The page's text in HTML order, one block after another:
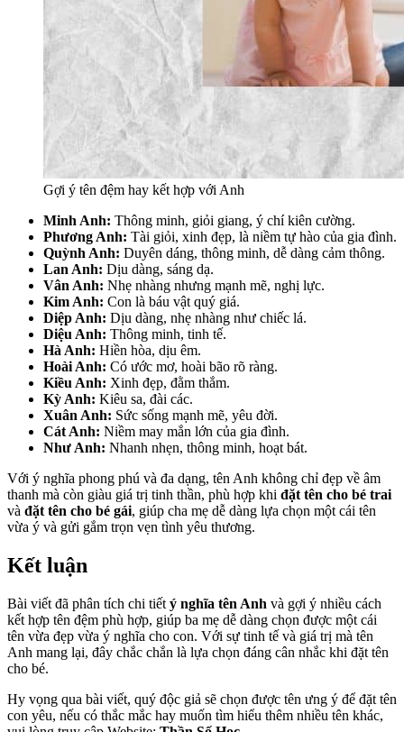
Gợi ý tên đệm hay kết hợp với Anh
Minh Anh: Thông minh, giỏi giang, ý chí kiên cường.
Phương Anh: Tài giỏi, xinh đẹp, là niềm tự hào của gia đình.
Quỳnh Anh: Duyên dáng, thông minh, dễ dàng cảm thông.
Lan Anh: Dịu dàng, sáng dạ.
Vân Anh: Nhẹ nhàng nhưng mạnh mẽ, nghị lực.
Kim Anh: Con là báu vật quý giá.
Diệp Anh: Dịu dàng, nhẹ nhàng như chiếc lá.
Diệu Anh: Thông minh, tinh tế.
Hà Anh: Hiền hòa, dịu êm.
Hoài Anh: Có ước mơ, hoài bão rõ ràng.
Kiều Anh: Xinh đẹp, đằm thắm.
Kỳ Anh: Kiêu sa, đài các.
Xuân Anh: Sức sống mạnh mẽ, yêu đời.
Cát Anh: Niềm may mắn lớn của gia đình.
Như Anh: Nhanh nhẹn, thông minh, hoạt bát.
Với ý nghĩa phong phú và đa dạng, tên Anh không chỉ đẹp về âm
thanh mà còn giàu giá trị tinh thần, phù hợp khi đặt tên cho bé trai
và đặt tên cho bé gái, giúp cha mẹ dễ dàng lựa chọn một cái tên
vừa ý và gửi gắm trọn vẹn tình yêu thương.
Kết luận
Bài viết đã phân tích chi tiết ý nghĩa tên Anh và gợi ý nhiều cách
kết hợp tên đệm phù hợp, giúp ba mẹ dễ dàng chọn được một cái
tên vừa đẹp vừa ý nghĩa cho con. Với sự tinh tế và giá trị mà tên
Anh mang lại, đây chắc chắn là lựa chọn đáng cân nhắc khi đặt tên
cho bé.
Hy vọng qua bài viết, quý độc giả sẽ chọn được tên ưng ý để đặt tên
con yêu, nếu có thắc mắc hay muốn tìm hiểu thêm nhiều tên khác,